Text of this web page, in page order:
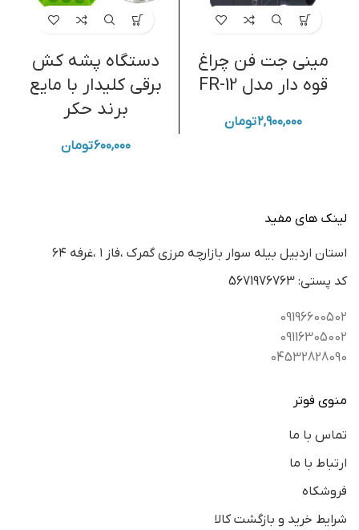
مینی جت فن چراغ
قوه دار مدل FR-12
۲,۹۰۰,۰۰۰تومان
دستگاه پشه کش
برقی کلیدار با مایع
برند حکر
۶۰۰,۰۰۰تومان
لینک های مفید
استان اردبيل بيله سوار بازارچه مرزي گمرك ،فاز ١ ،غرفه ٦٤
كد پستي: 5671976763
09196600502
09116305002
04532828090
منوی فوتر
تماس با ما
ارتباط با ما
فروشکاه
شرایط خرید و بازگشت کالا